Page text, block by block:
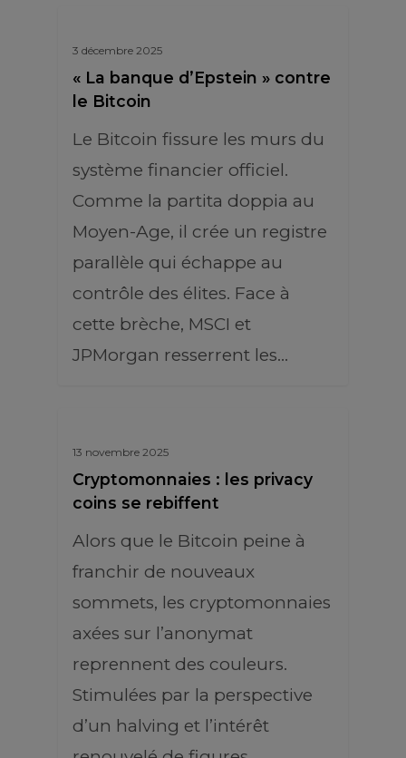
3 décembre 2025
« La banque d’Epstein » contre
le Bitcoin
Le Bitcoin fissure les murs du
système financier officiel.
Comme la partita doppia au
Moyen-Age, il crée un registre
parallèle qui échappe au
contrôle des élites. Face à
cette brèche, MSCI et
JPMorgan resserrent les…
13 novembre 2025
Cryptomonnaies : les privacy
coins se rebiffent
Alors que le Bitcoin peine à
franchir de nouveaux
sommets, les cryptomonnaies
axées sur l’anonymat
reprennent des couleurs.
Stimulées par la perspective
d’un halving et l’intérêt